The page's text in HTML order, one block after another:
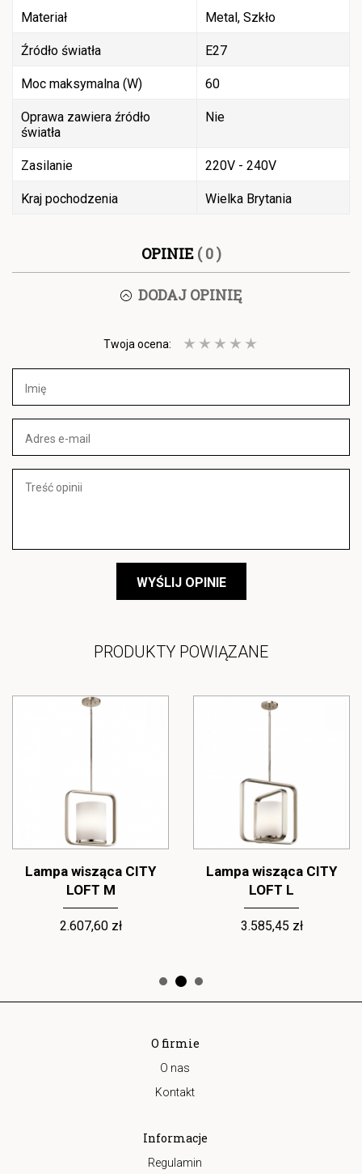
Materiał Metal, Szkło
Źródło światła E27
Moc maksymalna (W) 60
Oprawa zawiera źródło
światła
Nie
Zasilanie 220V - 240V
Kraj pochodzenia Wielka Brytania
OPINIE ( 0 )
DODAJ OPINIĘ
Twoja ocena:
WYŚLIJ OPINIE
PRODUKTY POWIĄZANE
Lampa wisząca CITY
LOFT M
2.607,60 zł
Lampa wisząca CITY
LOFT L
3.585,45 zł
O firmie
O nas
Kontakt
Informacje
Regulamin